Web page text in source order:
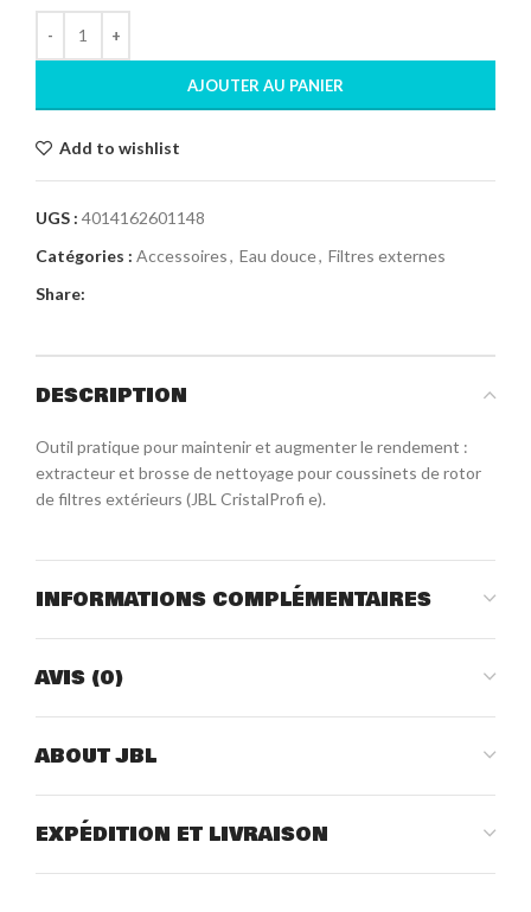
AJOUTER AU PANIER
Add to wishlist
UGS : 4014162601148
Catégories : Accessoires, Eau douce, Filtres externes
Share:
DESCRIPTION
Outil pratique pour maintenir et augmenter le rendement :
extracteur et brosse de nettoyage pour coussinets de rotor
de filtres extérieurs (JBL CristalProfi e).
INFORMATIONS COMPLÉMENTAIRES
AVIS (0)
ABOUT JBL
EXPÉDITION ET LIVRAISON